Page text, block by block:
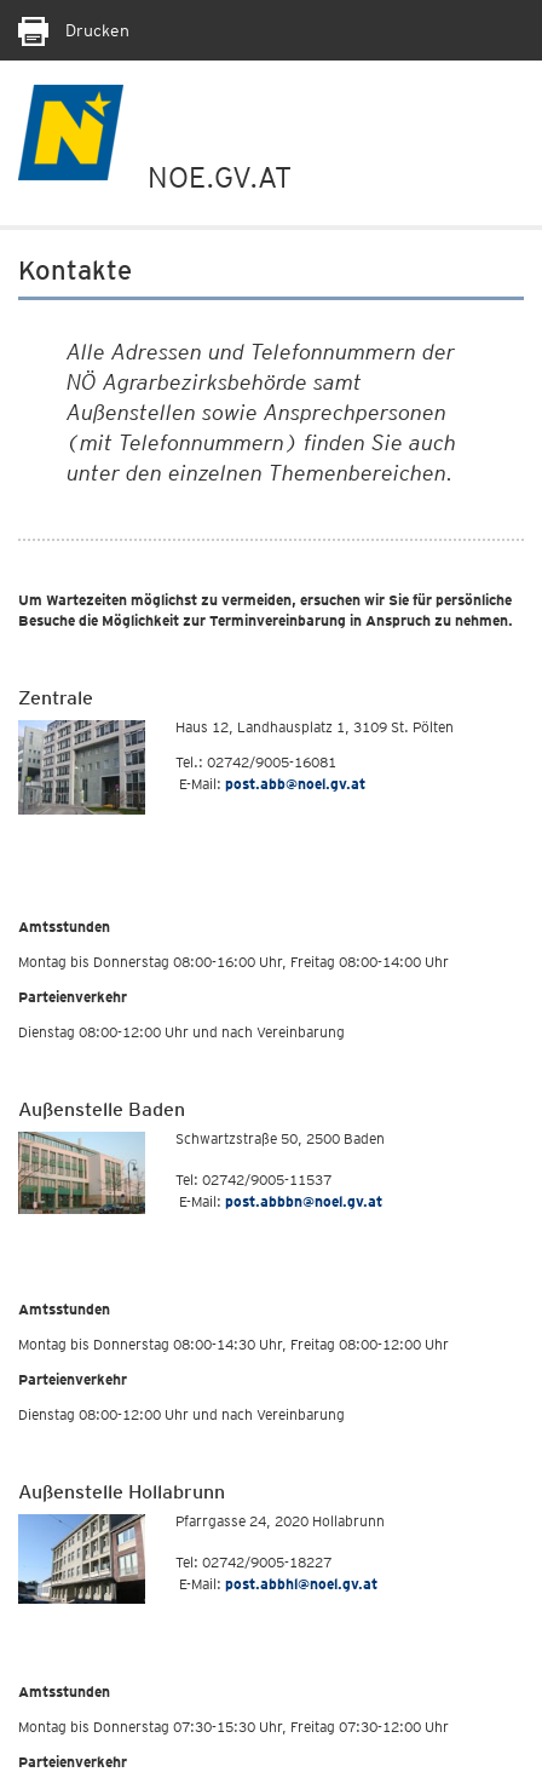
Drucken
NOE.GV.AT
Kontakte
Alle Adressen und Telefonnummern der
NÖ Agrarbezirksbehörde samt
Außenstellen sowie Ansprechpersonen
(mit Telefonnummern) finden Sie auch
unter den einzelnen Themenbereichen.
Um Wartezeiten möglichst zu vermeiden, ersuchen wir Sie für persönliche
Besuche die Möglichkeit zur Terminvereinbarung in Anspruch zu nehmen.
Zentrale
Haus 12, Landhausplatz 1, 3109 St. Pölten
Tel.: 02742/9005-16081
E-Mail: post.abb@noel.gv.at
Amtsstunden
Montag bis Donnerstag 08:00-16:00 Uhr, Freitag 08:00-14:00 Uhr
Parteienverkehr
Dienstag 08:00-12:00 Uhr und nach Vereinbarung
Außenstelle Baden
Schwartzstraße 50, 2500 Baden
Tel: 02742/9005-11537
E-Mail: post.abbbn@noel.gv.at
Amtsstunden
Montag bis Donnerstag 08:00-14:30 Uhr, Freitag 08:00-12:00 Uhr
Parteienverkehr
Dienstag 08:00-12:00 Uhr und nach Vereinbarung
Außenstelle Hollabrunn
Pfarrgasse 24, 2020 Hollabrunn
Tel: 02742/9005-18227
E-Mail: post.abbhl@noel.gv.at
Amtsstunden
Montag bis Donnerstag 07:30-15:30 Uhr, Freitag 07:30-12:00 Uhr
Parteienverkehr